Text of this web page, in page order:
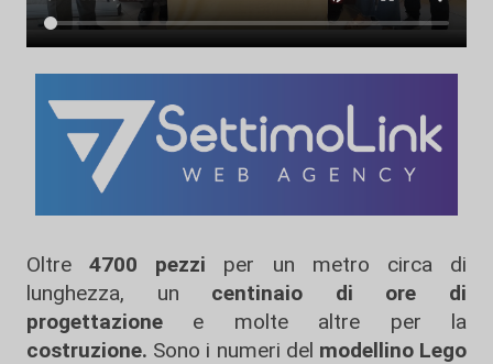
Oltre4700 pezzi per un metro circa di
lunghezza, un centinaio di ore di
progettazione e molte altre per la
costruzione. Sono i numeri del modellino Lego